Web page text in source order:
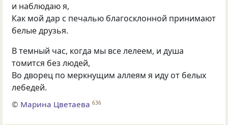
и наблюдаю я,
Как мой дар с печалью благосклонной принимают
белые друзья.
В темный час, когда мы все лелеем, и душа
томится без людей,
Во дворец по меркнущим аллеям я иду от белых
лебедей.
© Марина Цветаева 636